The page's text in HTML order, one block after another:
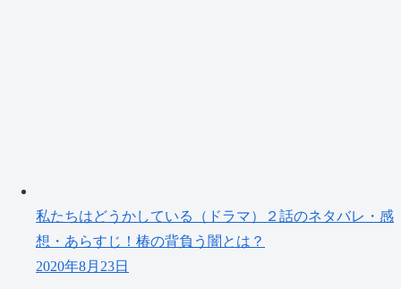
私たちはどうかしている（ドラマ）２話のネタバレ・感
想・あらすじ！椿の背負う闇とは？
2020年8月23日